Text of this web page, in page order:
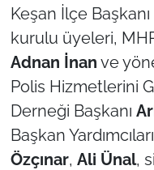
Keşan İlçe Başkanı
kurulu üyeleri,
Adnan İnan ve
Polis Hizmetlerini
Derneği Başkanı
Başkan Yardımcıları
Özçınar, Ali Ünal,
Bölge
Güvenlik
Genel
Politika